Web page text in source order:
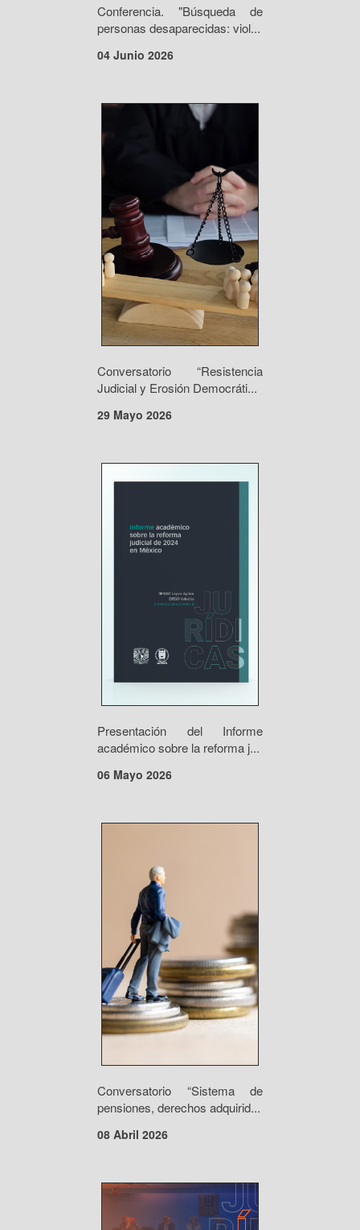
Conferencia. "Búsqueda de
personas desaparecidas: viol...
04 Junio 2026
Conversatorio “Resistencia
Judicial y Erosión Democráti...
29 Mayo 2026
Presentación del Informe
académico sobre la reforma j...
06 Mayo 2026
Conversatorio “Sistema de
pensiones, derechos adquirid...
08 Abril 2026